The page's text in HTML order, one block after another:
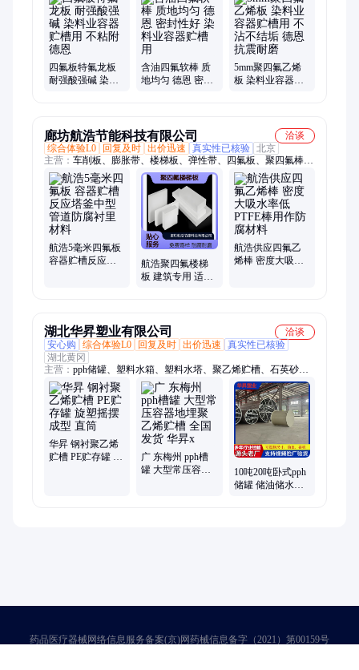
片、氟橡胶垫、三元乙丙橡胶垫、丁腈橡胶垫、A型金属缠绕垫
片、内外环金属缠绕垫、基本型金属缠绕垫片、316金属缠绕垫
片、带外环金属缠绕垫、304金属缠绕垫、椭圆形四氟垫、聚四
氟乙烯垫板、膨体聚四氟乙烯垫片、四氟板
四氟板特氟龙板
耐强酸强碱 染料
含油四氟软棒 质
地均匀 德恩 密封
5mm聚四氟乙烯
板 染料业容器贮
廊坊航浩节能科技有限公司
洽谈
综合体验L0
回复及时 出价迅速 真实性已核验 北京
主营： 车削板、膨胀带、楼梯板、弹性带、四氟板、聚四氟棒、
管道阀门、四氟垫片、铁氟龙板、铁氟龙棒、聚四氟乙烯、四氟
密封带、建筑楼梯垫板、软四氟法兰垫片、聚四氟乙烯板
航浩5毫米四氟板
容器贮槽反应塔
航浩聚四氟楼梯
板 建筑专用 适用
航浩供应四氟乙
烯棒 密度大吸水
湖北华昇塑业有限公司
洽谈
安心购
综合体验L0 回复及时 出价迅速
真实性已核验
湖北黄冈
主营： pph储罐、塑料水箱、塑料水塔、聚乙烯贮槽、石英砂酸
洗罐、加药桶、pp喷淋塔、pph反应釜、森林消防水箱、pp废气
塔、pp除雾塔
华昇 钢衬聚乙烯
贮槽 PE贮存罐 旋
广 东梅州 pph槽
罐 大型常压容器
10吨20吨卧式pph
储罐 储油储水桶
药品医疗器械网络信息服务备案(京)网药械信息备字（2021）第00159号